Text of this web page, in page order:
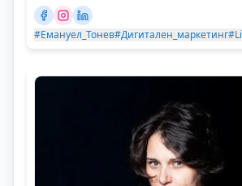
#Емануел_Тонев#Дигитален_маркетинг